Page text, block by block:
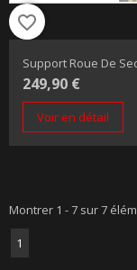
favorite_border
Support Roue De
249,90 €
Voir en détail
Montrer 1 - 7 sur 7
1